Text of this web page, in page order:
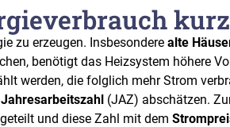
zu erzeugen. Insbesondere alte
benötigt das Heizsystem höhere
werden, die folglich mehr Strom
Jahresarbeitszahl (JAZ) abschätzen.
und diese Zahl mit dem